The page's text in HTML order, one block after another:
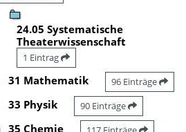
24.05 Systematische
Theaterwissenschaft
1 Eintrag
31 Mathematik 96 Einträge
33 Physik 90 Einträge
35 Chemie